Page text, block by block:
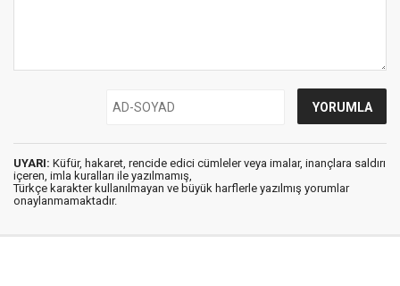
UYARI: Küfür, hakaret, rencide edici cümleler veya imalar, inançlara saldırı
içeren, imla kuralları ile yazılmamış,
Türkçe karakter kullanılmayan ve büyük harflerle yazılmış yorumlar
onaylanmamaktadır.